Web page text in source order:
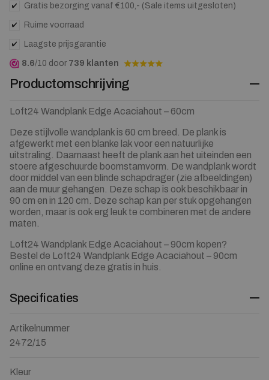
Gratis bezorging vanaf €100,- (Sale items uitgesloten)
Ruime voorraad
Laagste prijsgarantie
8.6/10 door 739 klanten
Productomschrijving
Loft24 Wandplank Edge Acaciahout – 60cm
Deze stijlvolle wandplank is 60 cm breed. De plank is
afgewerkt met een blanke lak voor een natuurlijke
uitstraling. Daarnaast heeft de plank aan het uiteinden een
stoere afgeschuurde boomstamvorm. De wandplank wordt
door middel van een blinde schapdrager (zie afbeeldingen)
aan de muur gehangen. Deze schap is ook beschikbaar in
90 cm en in 120 cm. Deze schap kan per stuk opgehangen
worden, maar is ook erg leuk te combineren met de andere
maten.
Loft24 Wandplank Edge Acaciahout – 90cm kopen?
Bestel de Loft24 Wandplank Edge Acaciahout – 90cm
online en ontvang deze gratis in huis.
Specificaties
Artikelnummer
2472/15
Kleur